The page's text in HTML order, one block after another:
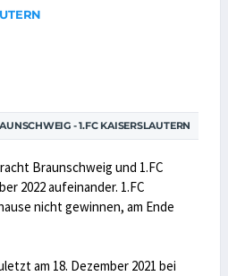
- 1.FC KAISERSLAUTERN
Braunschweig und 1.FC
2022 aufeinander. 1.FC
nicht gewinnen, am Ende
am 18. Dezember 2021 bei